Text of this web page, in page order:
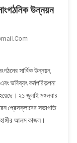
উন্নয়ন
সার্বিক উন্নয়ন,
ভবিষ্যৎ কর্মপরিকল্পনা
২১ জুলাই মঙ্গলবার
প্রেসক্লাবের সভাপতি
আলম কাজল।